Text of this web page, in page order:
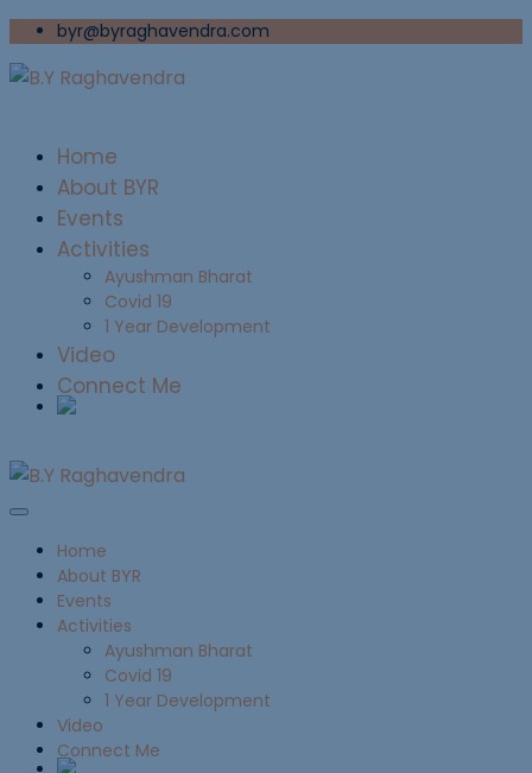
byr@byraghavendra.com
Home
About BYR
Events
Activities
Ayushman Bharat
Covid 19
1 Year Development
Video
Connect Me
Home
About BYR
Events
Activities
Ayushman Bharat
Covid 19
1 Year Development
Video
Connect Me